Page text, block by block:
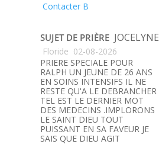
Contacter B
SUJET DE PRIÈRE JOCELYNE
Floride 02-08-2026
PRIERE SPECIALE POUR
RALPH UN JEUNE DE 26 ANS
EN SOINS INTENSIFS IL NE
RESTE QU'A LE DEBRANCHER
TEL EST LE DERNIER MOT
DES MEDECINS .IMPLORONS
LE SAINT DIEU TOUT
PUISSANT EN SA FAVEUR JE
SAIS QUE DIEU AGIT